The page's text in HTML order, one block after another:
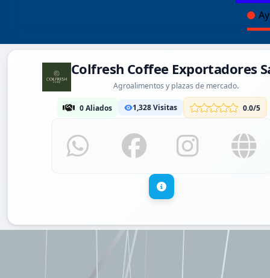
Colfresh Coffee Exportadores
Agroalimentos y plazas de mercado.
0 Aliados 1,328 Visitas 0.0/5